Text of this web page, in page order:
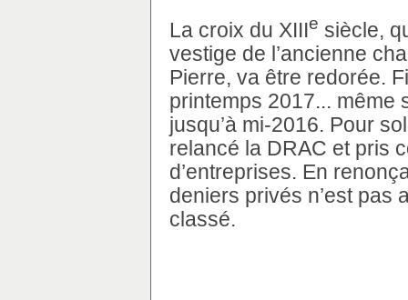
La croix du XIIIe siècle,
vestige de l’ancienne
Pierre, va être redorée.
printemps 2017... même
jusqu’à mi-2016. Pour
relancé la DRAC et pris
d’entreprises. En
deniers privés n’est pas
classé.